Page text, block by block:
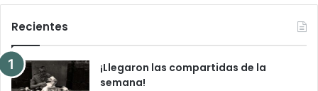
Recientes
¡Llegaron las compartidas de la
semana!